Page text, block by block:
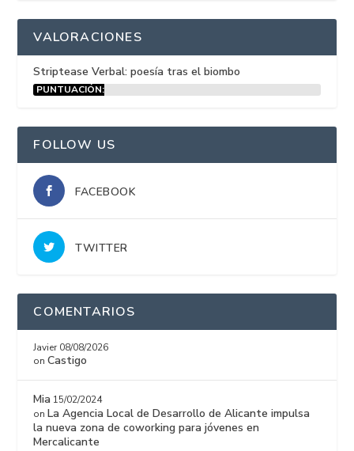
VALORACIONES
Striptease Verbal: poesía tras el biombo
PUNTUACIÓN:
FOLLOW US
FACEBOOK
TWITTER
COMENTARIOS
Javier 08/08/2026
onCastigo
Mia 15/02/2024
onLa Agencia Local de Desarrollo de Alicante impulsa
la nueva zona de coworking para jóvenes en
Mercalicante